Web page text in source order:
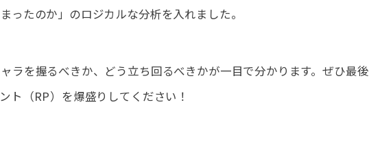
ったのか」のロジカルな分析を入れました。
ラを握るべきか、どう立ち回るべきかが一目で分かります。ぜひ最後
ト（RP）を爆盛りしてください！